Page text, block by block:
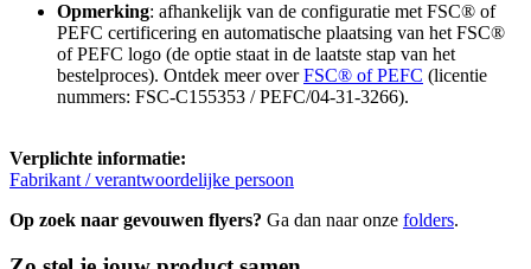
Opmerking: afhankelijk van de configuratie met FSC® of
PEFC certificering en automatische plaatsing van het FSC®
of PEFC logo (de optie staat in de laatste stap van het
bestelproces). Ontdek meer overFSC® of PEFC (licentie
nummers: FSC-C155353 / PEFC/04-31-3266).
Verplichte informatie:
Fabrikant / verantwoordelijke persoon
Op zoek naar gevouwen flyers? Ga dan naar onze folders.